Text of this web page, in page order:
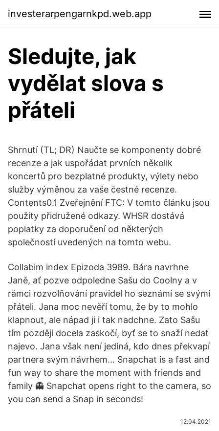
investerarpengarnkpd.web.app
Sledujte, jak
vydělat slova s ​​
přáteli
Shrnutí (TL; DR) Naučte se komponenty dobré
recenze a jak uspořádat prvních několik
koncertů pro bezplatné produkty, výlety nebo
služby výměnou za vaše čestné recenze.
Contents0.1 Zveřejnění FTC: V tomto článku jsou
použity přidružené odkazy. WHSR dostává
poplatky za doporučení od některých
společností uvedených na tomto webu.
Collabim index Epizoda 3989. Bára navrhne
Janě, ať pozve odpoledne Sašu do Coolny a v
rámci rozvolňování pravidel ho seznámí se svými
přáteli. Jana moc nevěří tomu, že by to mohlo
klapnout, ale nápad ji i tak nadchne. Zato Sašu
tím později docela zaskočí, byť se to snaží nedat
najevo. Jana však není jediná, kdo dnes překvapí
partnera svým návrhem… Snapchat is a fast and
fun way to share the moment with friends and
family 👻 Snapchat opens right to the camera, so
you can send a Snap in seconds!
12.04.2021